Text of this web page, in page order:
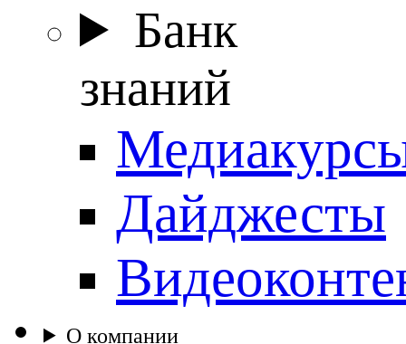
Банк
знаний
Дайджесты
О компании